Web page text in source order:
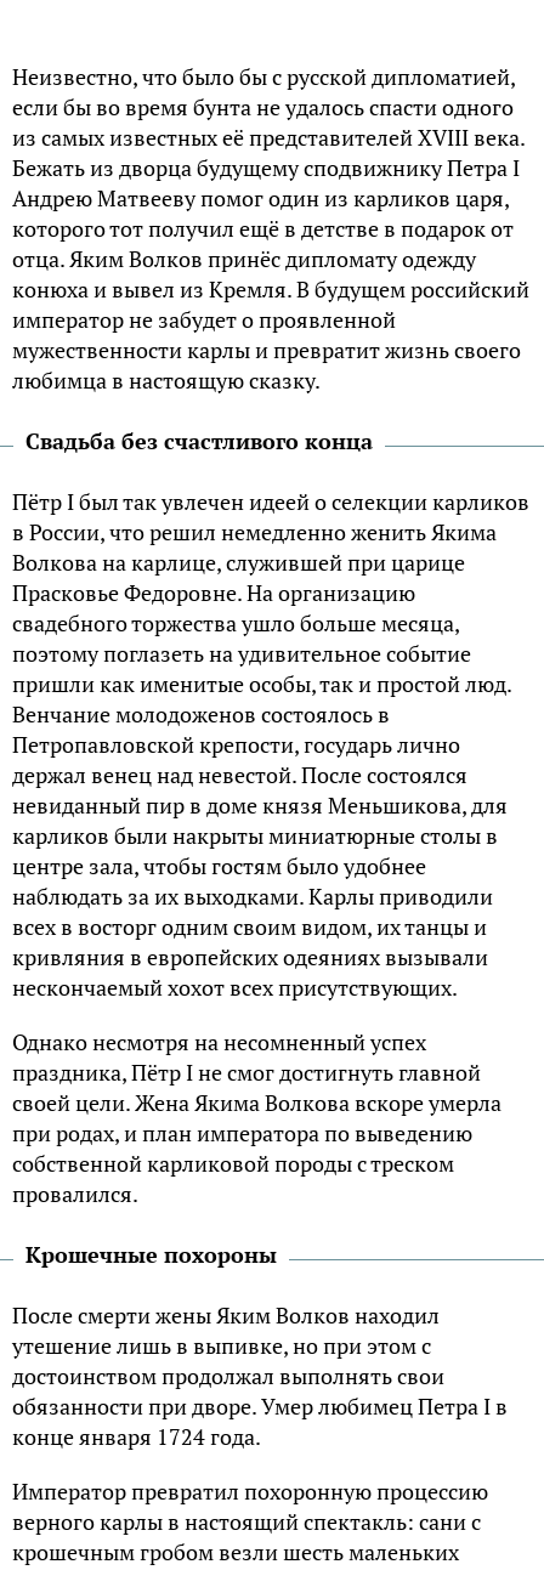
Неизвестно, что было бы с русской дипломатией,
если бы во время бунта не удалось спасти одного
из самых известных её представителей XVIII века.
Бежать из дворца будущему сподвижнику Петра I
Андрею Матвееву помог один из карликов царя,
которого тот получил ещё в детстве в подарок от
отца. Яким Волков принёс дипломату одежду
конюха и вывел из Кремля. В будущем российский
император не забудет о проявленной
мужественности карлы и превратит жизнь своего
любимца в настоящую сказку.
Свадьба без счастливого конца
Пётр I был так увлечен идеей о селекции карликов
в России, что решил немедленно женить Якима
Волкова на карлице, служившей при царице
Прасковье Федоровне. На организацию
свадебного торжества ушло больше месяца,
поэтому поглазеть на удивительное событие
пришли как именитые особы, так и простой люд.
Венчание молодоженов состоялось в
Петропавловской крепости, государь лично
держал венец над невестой. После состоялся
невиданный пир в доме князя Меньшикова, для
карликов были накрыты миниатюрные столы в
центре зала, чтобы гостям было удобнее
наблюдать за их выходками. Карлы приводили
всех в восторг одним своим видом, их танцы и
кривляния в европейских одеяниях вызывали
нескончаемый хохот всех присутствующих.
Однако несмотря на несомненный успех
праздника, Пётр I не смог достигнуть главной
своей цели. Жена Якима Волкова вскоре умерла
при родах, и план императора по выведению
собственной карликовой породы с треском
провалился.
Крошечные похороны
После смерти жены Яким Волков находил
утешение лишь в выпивке, но при этом с
достоинством продолжал выполнять свои
обязанности при дворе. Умер любимец Петра I в
конце января 1724 года.
Император превратил похоронную процессию
верного карлы в настоящий спектакль: сани с
крошечным гробом везли шесть маленьких